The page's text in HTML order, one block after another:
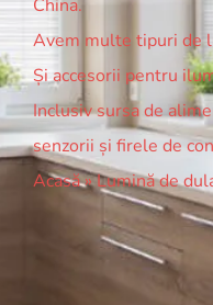
China.
Avem multe tipuri de
Și accesorii pentru
Inclusiv sursa de
senzorii și firele de
Acasă»Lumină de